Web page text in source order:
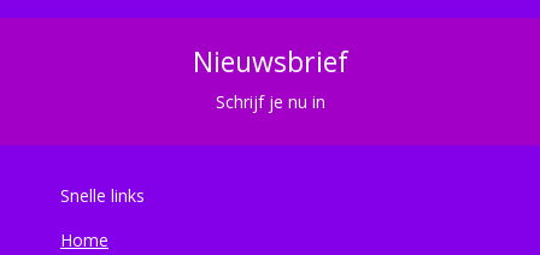
Nieuwsbrief
Schrijf je nu in
Snelle links
Home